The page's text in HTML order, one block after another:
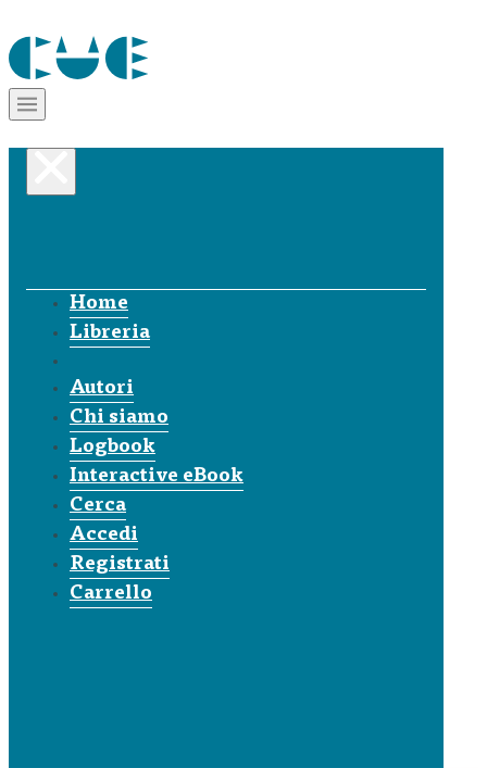
Home
Libreria
Autori
Chi siamo
Logbook
Interactive eBook
Cerca
Accedi
Registrati
Carrello